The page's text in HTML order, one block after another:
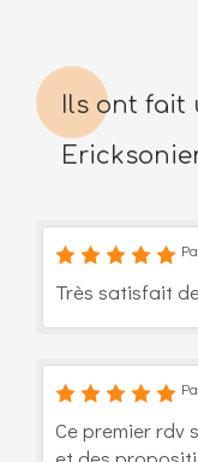
Ils ont fait
Très satisfait
Ce premier rdv